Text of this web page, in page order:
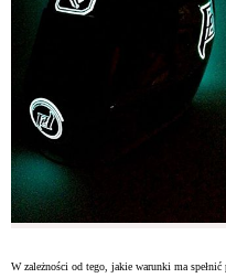
W zależności od tego, jakie warunki ma